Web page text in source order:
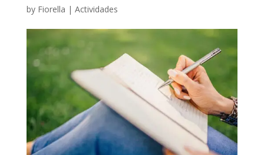
by Fiorella | Actividades